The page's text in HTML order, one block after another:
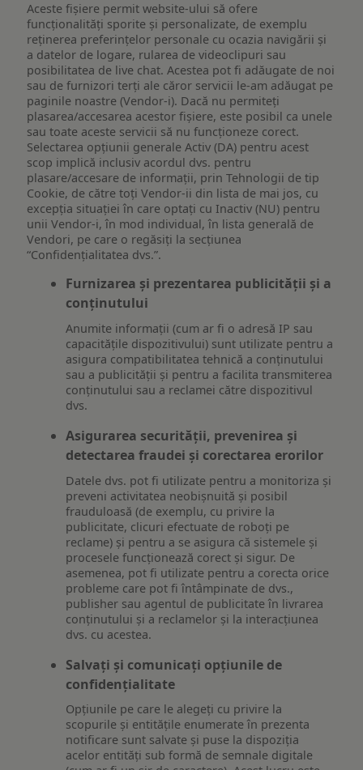
Aceste fișiere permit website-ului să ofere
funcționalități sporite și personalizate, de exemplu
reţinerea preferinţelor personale cu ocazia navigării și
a datelor de logare, rularea de videoclipuri sau
posibilitatea de live chat. Acestea pot fi adăugate de noi
sau de furnizori terți ale căror servicii le-am adăugat pe
paginile noastre (Vendor-i). Dacă nu permiteți
plasarea/accesarea acestor fișiere, este posibil ca unele
sau toate aceste servicii să nu funcționeze corect.
Selectarea opțiunii generale Activ (DA) pentru acest
scop implică inclusiv acordul dvs. pentru
plasare/accesare de informații, prin Tehnologii de tip
Cookie, de către toți Vendor-ii din lista de mai jos, cu
excepția situației în care optați cu Inactiv (NU) pentru
unii Vendor-i, în mod individual, în lista generală de
Vendori, pe care o regăsiți la secțiunea
“Confidențialitatea dvs.”.
Furnizarea și prezentarea publicității și a
conținutului
Anumite informații (cum ar fi o adresă IP sau
capacitățile dispozitivului) sunt utilizate pentru a
asigura compatibilitatea tehnică a conținutului
sau a publicității și pentru a facilita transmiterea
conținutului sau a reclamei către dispozitivul
dvs.
Asigurarea securității, prevenirea și
detectarea fraudei și corectarea erorilor
Datele dvs. pot fi utilizate pentru a monitoriza și
preveni activitatea neobișnuită și posibil
frauduloasă (de exemplu, cu privire la
publicitate, clicuri efectuate de roboți pe
reclame) și pentru a se asigura că sistemele și
procesele funcționează corect și sigur. De
asemenea, pot fi utilizate pentru a corecta orice
probleme care pot fi întâmpinate de dvs.,
publisher sau agentul de publicitate în livrarea
conținutului și a reclamelor și la interacțiunea
dvs. cu acestea.
Salvați și comunicați opțiunile de
confidențialitate
Opțiunile pe care le alegeți cu privire la
scopurile și entitățile enumerate în prezenta
notificare sunt salvate și puse la dispoziția
acelor entități sub formă de semnale digitale